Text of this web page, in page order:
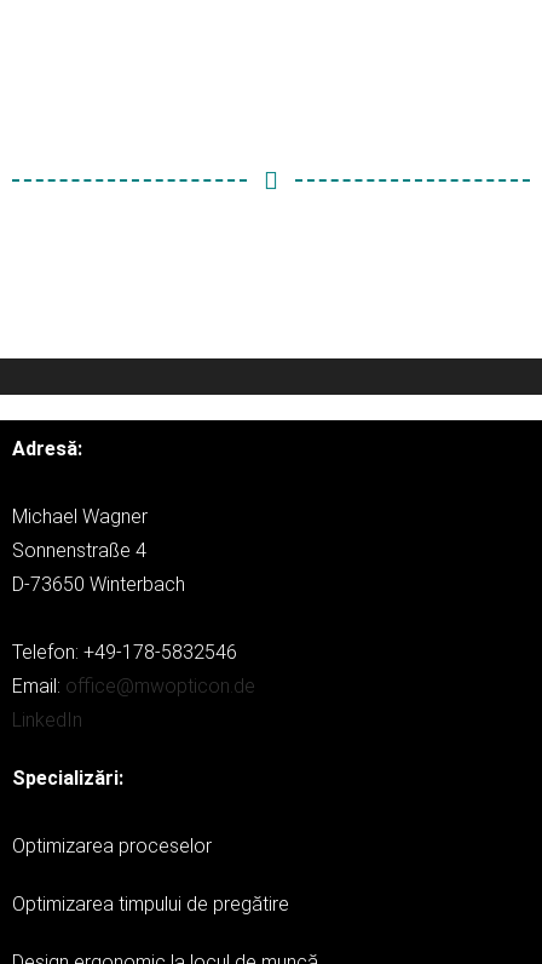
Adresă:
Michael Wagner
Sonnenstraße 4
D-73650 Winterbach
Telefon: +49-178-5832546
Email: office@mwopticon.de
LinkedIn
Specializări:
Optimizarea proceselor
Optimizarea timpului de pregătire